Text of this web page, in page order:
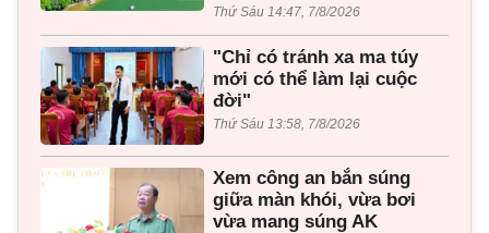
Thứ Sáu 14:47, 7/8/2026
"Chỉ có tránh xa ma túy
mới có thể làm lại cuộc
đời"
Thứ Sáu 13:58, 7/8/2026
Xem công an bắn súng
giữa màn khói, vừa bơi
vừa mang súng AK